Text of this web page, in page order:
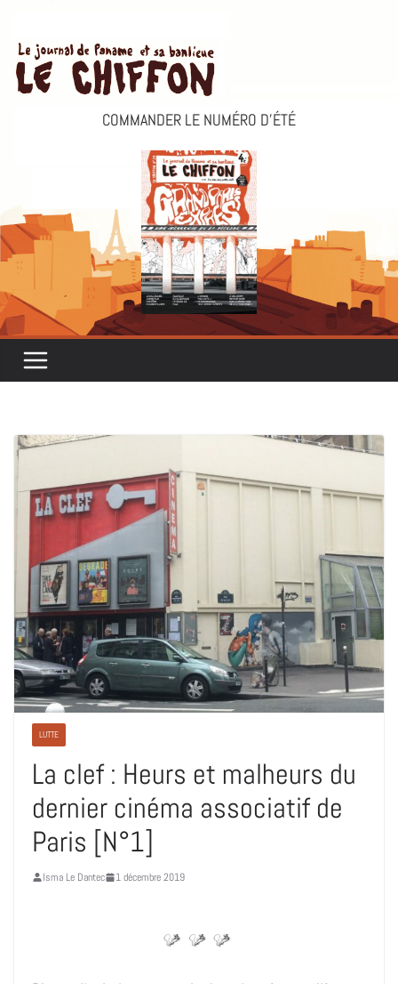
contenu
COMMANDER LE NUMÉRO D’ÉTÉ
LUTTE
La clef : Heurs et malheurs du
dernier cinéma associatif de
Paris [N°1]
Isma Le Dantec 1 décembre 2019